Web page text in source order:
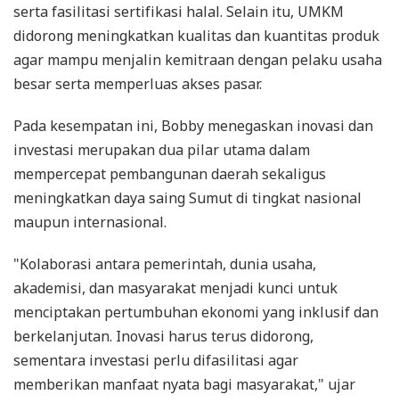
serta fasilitasi sertifikasi halal. Selain itu, UMKM
didorong meningkatkan kualitas dan kuantitas produk
agar mampu menjalin kemitraan dengan pelaku usaha
besar serta memperluas akses pasar.
Pada kesempatan ini, Bobby menegaskan inovasi dan
investasi merupakan dua pilar utama dalam
mempercepat pembangunan daerah sekaligus
meningkatkan daya saing Sumut di tingkat nasional
maupun internasional.
"Kolaborasi antara pemerintah, dunia usaha,
akademisi, dan masyarakat menjadi kunci untuk
menciptakan pertumbuhan ekonomi yang inklusif dan
berkelanjutan. Inovasi harus terus didorong,
sementara investasi perlu difasilitasi agar
memberikan manfaat nyata bagi masyarakat," ujar